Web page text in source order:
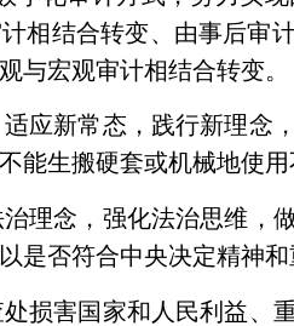
相结合转变、由事后审
与宏观审计相结合转变。
应新常态，践行新理念
能生搬硬套或机械地使
念，强化法治思维，
是否符合中央决定精神
损害国家和人民利益、